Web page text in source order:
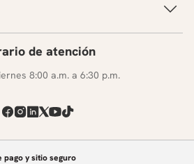
de atención
8:00 a.m. a 6:30 p.m.
pago y sitio seguro